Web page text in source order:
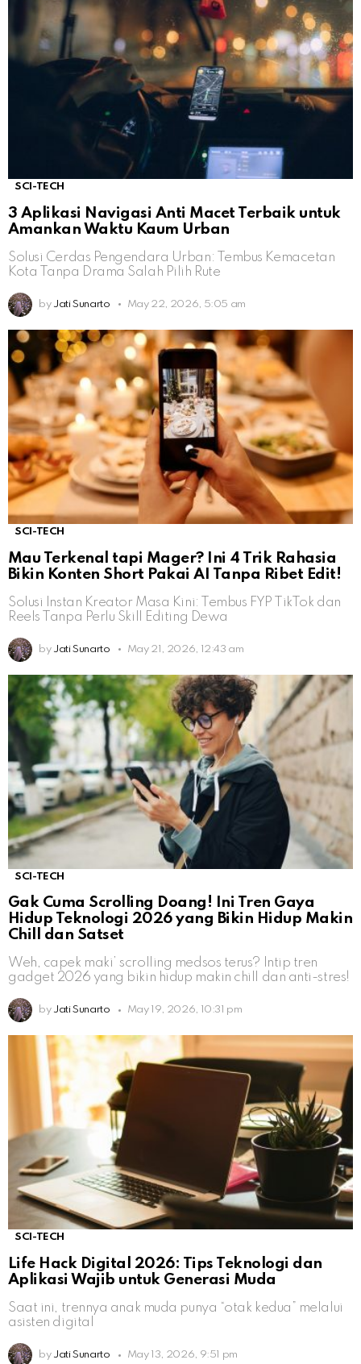
SCI-TECH
3 Aplikasi Navigasi Anti Macet Terbaik untuk
Amankan Waktu Kaum Urban
Solusi Cerdas Pengendara Urban: Tembus Kemacetan
Kota Tanpa Drama Salah Pilih Rute
by Jati Sunarto May 22, 2026, 5:05 am
SCI-TECH
Mau Terkenal tapi Mager? Ini 4 Trik Rahasia
Bikin Konten Short Pakai AI Tanpa Ribet Edit!
Solusi Instan Kreator Masa Kini: Tembus FYP TikTok dan
Reels Tanpa Perlu Skill Editing Dewa
by Jati Sunarto May 21, 2026, 12:43 am
SCI-TECH
Gak Cuma Scrolling Doang! Ini Tren Gaya
Hidup Teknologi 2026 yang Bikin Hidup Makin
Chill dan Satset
Weh, capek maki’ scrolling medsos terus? Intip tren
gadget 2026 yang bikin hidup makin chill dan anti-stres!
by Jati Sunarto May 19, 2026, 10:31 pm
SCI-TECH
Life Hack Digital 2026: Tips Teknologi dan
Aplikasi Wajib untuk Generasi Muda
Saat ini, trennya anak muda punya “otak kedua” melalui
asisten digital
by Jati Sunarto May 13, 2026, 9:51 pm